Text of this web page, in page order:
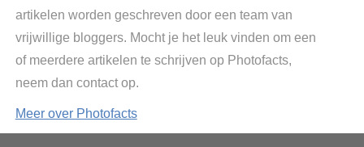
artikelen worden geschreven door een team van
vrijwillige bloggers. Mocht je het leuk vinden om een
of meerdere artikelen te schrijven op Photofacts,
neem dan contact op.
Meer over Photofacts